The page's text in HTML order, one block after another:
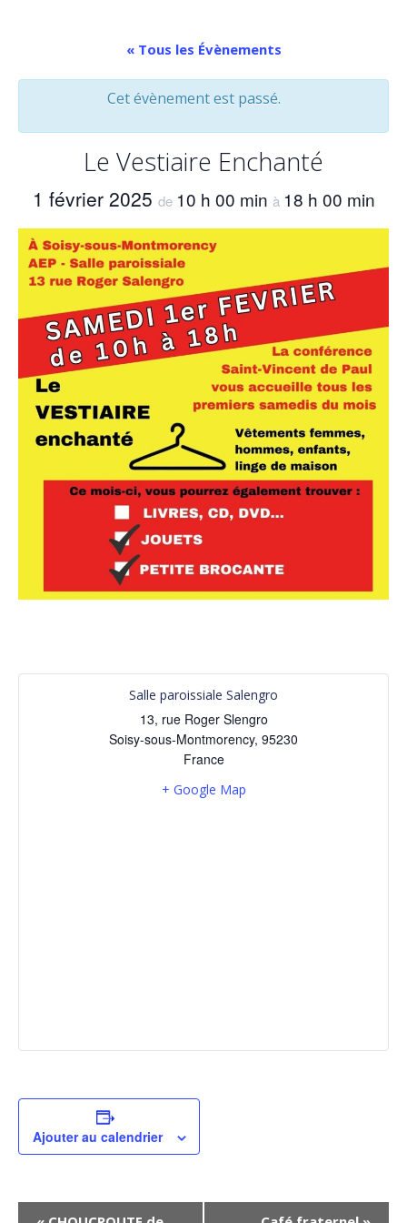
« Tous les Évènements
Cet évènement est passé.
Le Vestiaire Enchanté
1 février 2025 de 10 h 00 min à 18 h 00 min
Salle paroissiale Salengro
13, rue Roger Slengro
Soisy-sous-Montmorency, 95230
France
+ Google Map
Ajouter au calendrier